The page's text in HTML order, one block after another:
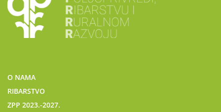
O NAMA
RIBARSTVO
ZPP 2023.-2027.